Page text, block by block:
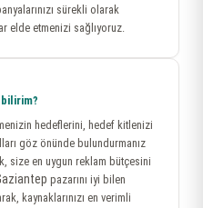
sürekli olarak
elde etmenizi sağlıyoruz.
hedeflerini, hedef kitlenizi
göz önünde bulundurmanız
size en uygun reklam bütçesini
pazarını iyi bilen
kaynaklarınızı en verimli